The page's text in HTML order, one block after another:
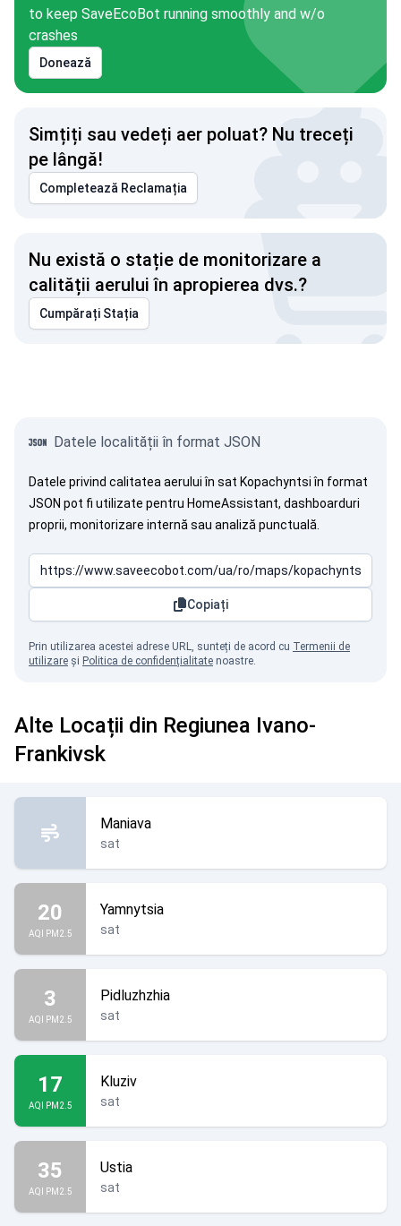
to keep SaveEcoBot running smoothly and w/o
crashes
Donează
Simțiți sau vedeți aer poluat? Nu treceți
pe lângă!
Completează Reclamația
Nu există o stație de monitorizare a
calității aerului în apropierea dvs.?
Cumpărați Stația
Datele localității în format JSON
Datele privind calitatea aerului în sat Kopachyntsi în format
JSON pot fi utilizate pentru HomeAssistant, dashboarduri
proprii, monitorizare internă sau analiză punctuală.
Copiați
Prin utilizarea acestei adrese URL, sunteți de acord cu Termenii de
utilizare și Politica de confidențialitate noastre.
Alte Locații din Regiunea Ivano-
Frankivsk
Maniava
sat
20
AQI PM2.5
Yamnytsia
sat
3
AQI PM2.5
Pidluzhzhia
sat
17
AQI PM2.5
Kluziv
sat
35
AQI PM2.5
Ustia
sat